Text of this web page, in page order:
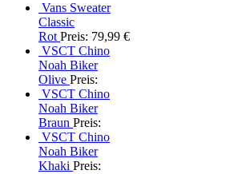
Vans Sweater
Classic
Rot Preis: 79,99 €
VSCT Chino
Noah Biker
Olive Preis:
VSCT Chino
Noah Biker
Braun Preis:
VSCT Chino
Noah Biker
Khaki Preis: